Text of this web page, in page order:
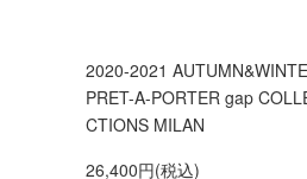
2020-2021
PRET-A-PORTER gap
CTIONS MILAN
26,400円(税込)